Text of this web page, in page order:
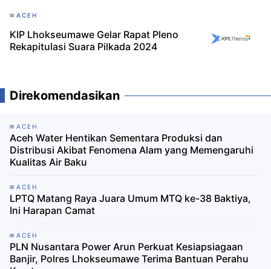
ACEH
KIP Lhokseumawe Gelar Rapat Pleno
Rekapitulasi Suara Pilkada 2024
Direkomendasikan
ACEH
Aceh Water Hentikan Sementara Produksi dan
Distribusi Akibat Fenomena Alam yang Memengaruhi
Kualitas Air Baku
ACEH
LPTQ Matang Raya Juara Umum MTQ ke-38 Baktiya,
Ini Harapan Camat
ACEH
PLN Nusantara Power Arun Perkuat Kesiapsiagaan
Banjir, Polres Lhokseumawe Terima Bantuan Perahu